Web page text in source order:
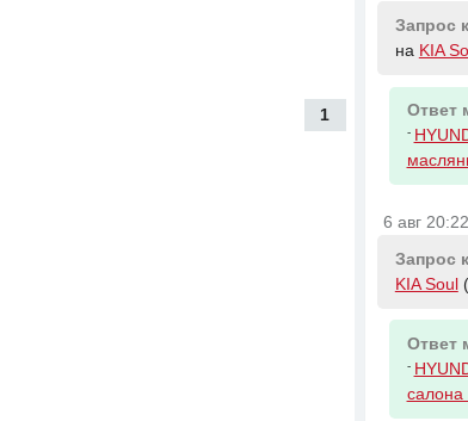
1
Запрос
на KIA
Ответ
-
6 авг 20:22
Запрос
KIA Soul
Ответ
-
салона